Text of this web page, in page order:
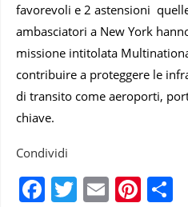
favorevoli e 2 astensioni
ambasciatori a New York
missione intitolata
contribuire a proteggere le
di transito come aeroporti,
chiave.
Condividi
Facebook
Twitter
Email